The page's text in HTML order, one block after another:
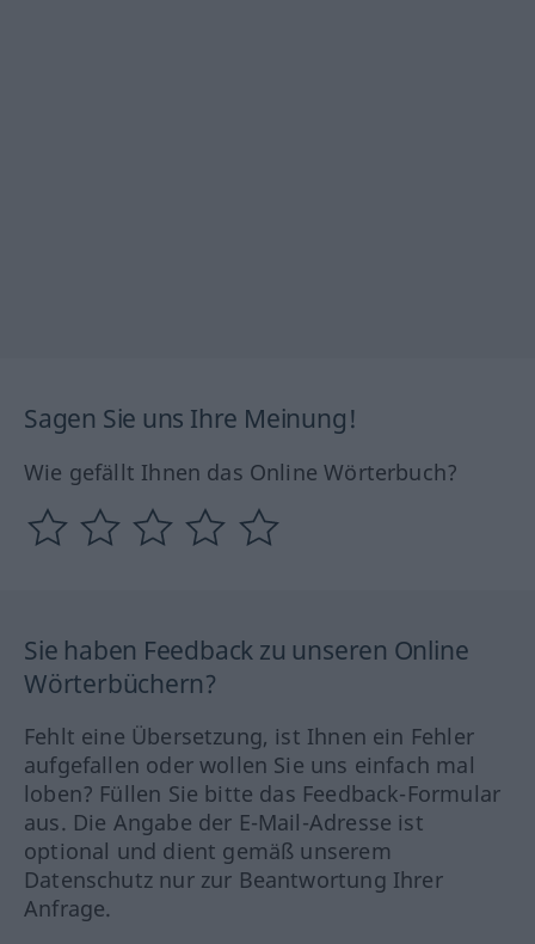
Sagen Sie uns Ihre Meinung!
Wie gefällt Ihnen das Online Wörterbuch?
Sie haben Feedback zu unseren Online
Wörterbüchern?
Fehlt eine Übersetzung, ist Ihnen ein Fehler
aufgefallen oder wollen Sie uns einfach mal
loben? Füllen Sie bitte das Feedback-Formular
aus. Die Angabe der E-Mail-Adresse ist
optional und dient gemäß unserem
Datenschutz nur zur Beantwortung Ihrer
Anfrage.